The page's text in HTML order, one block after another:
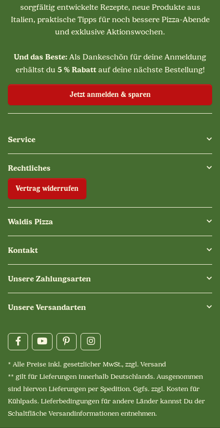
sorgfältig entwickelte Rezepte, neue Produkte aus
Italien, praktische Tipps für noch bessere Pizza-Abende
und exklusive Aktionswochen.
Und das Beste: Als Dankeschön für deine Anmeldung
erhältst du 5 % Rabattauf deine nächste Bestellung!
Jetzt anmelden & sparen
Service
Rechtliches
Vertrag widerrufen
Waldis Pizza
Kontakt
Unsere Zahlungsarten
Unsere Versandarten
* Alle Preise inkl. gesetzlicher MwSt., zzgl. Versand
** gilt für Lieferungen innerhalb Deutschlands. Ausgenommen
sind hiervon Lieferungen per Spedition. Ggfs. zzgl. Kosten für
Kühlpads. Lieferbedingungen für andere Länder kannst Du der
Schaltfläche Versandinformationen entnehmen.